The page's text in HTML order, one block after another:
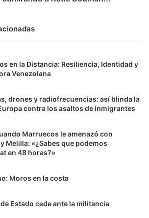
en la Distancia: Resiliencia, Identidad y
Venezolana
drones y radiofrecuencias: así blinda la
contra los asaltos de inmigrantes
Marruecos le amenazó con
Melilla: «¿Sabes que podemos
en 48 horas?»
Moros en la costa
Estado cede ante la militancia